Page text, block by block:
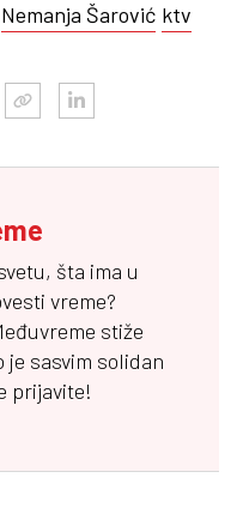
Nemanja Šarović ktv
šta ima u
vreme?
stiže
je sasvim solidan
prijavite!